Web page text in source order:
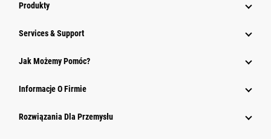
Produkty
Services & Support
Jak Możemy Pomóc?
Informacje O Firmie
Rozwiązania Dla Przemysłu